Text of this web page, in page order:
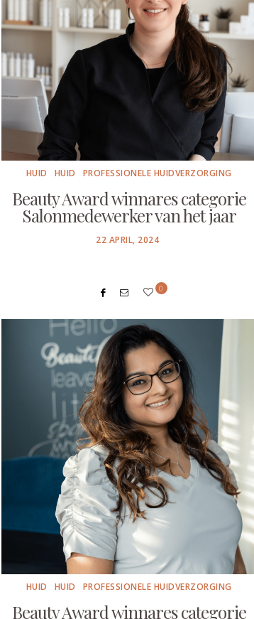
HUID HUID PROFESSIONELE HUIDVERZORGING
Beauty Award winnares categorie
Salonmedewerker van het jaar
POSTED
22 APRIL, 2024
0
HUID HUID PROFESSIONELE HUIDVERZORGING
Beauty Award winnares categorie